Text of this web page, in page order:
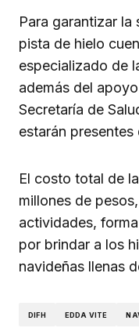
Para garantizar la
pista de hielo
especializado de
además del
Secretaría de
estarán
El costo total de
millones de
actividades,
por brindar a los
navideñas llenas
DIFH EDDA VITE